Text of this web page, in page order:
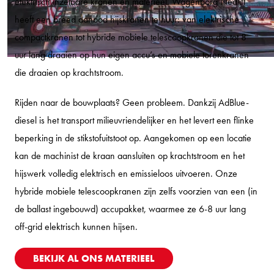
heeft een breed aanbod hijskranen te huur: van elektrische
compactkranen tot hybride mobiele telescoopkranen die tot 8
uur lang draaien op hun eigen accu’s en mobiele torenkranen
die draaien op krachtstroom.
Rijden naar de bouwplaats? Geen probleem. Dankzij AdBlue-
diesel is het transport milieuvriendelijker en het levert een flinke
beperking in de stikstofuitstoot op. Aangekomen op een locatie
kan de machinist de kraan aansluiten op krachtstroom en het
hijswerk volledig elektrisch en emissieloos uitvoeren. Onze
hybride mobiele telescoopkranen zijn zelfs voorzien van een (in
de ballast ingebouwd) accupakket, waarmee ze 6-8 uur lang
off-grid elektrisch kunnen hijsen.
BEKIJK AL ONS MATERIEEL